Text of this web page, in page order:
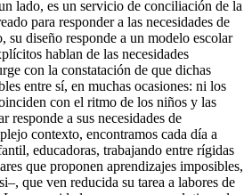
lado, es un servicio de conciliación de la
para responder a las necesidades de
su diseño responde a un modelo escolar
hablan de las necesidades
con la constatación de que dichas
entre sí, en muchas ocasiones: ni los
con el ritmo de los niños y las
responde a sus necesidades de
contexto, encontramos cada día a
educadoras, trabajando entre rígidas
que proponen aprendizajes imposibles,
que ven reducida su tarea a labores de